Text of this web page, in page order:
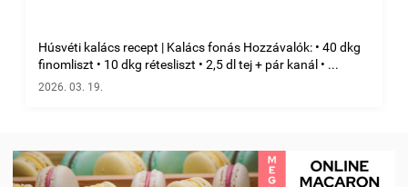
Húsvéti kalács recept | Kalács fonás Hozzávalók: • 40 dkg
finomliszt • 10 dkg rétesliszt • 2,5 dl tej + pár kanál • ...
2026. 03. 19.